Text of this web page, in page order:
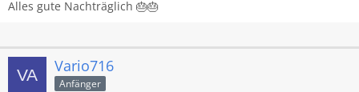
Alles gute Nachträglich 🎂🎂
Vario716
Anfänger